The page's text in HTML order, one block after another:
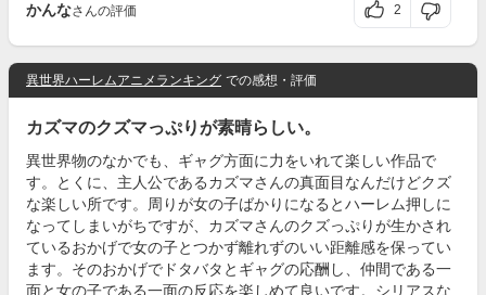
かんなさんの評価 2
異世界ハーレムアニメランキング での感想・評価
カズマのクズマっぷりが素晴らしい。
異世界物のなかでも、ギャグ方面に力をいれて楽しい作品で
す。とくに、主人公であるカズマさんの真面目なんだけどクズ
な楽しい所です。周りが女の子ばかりになるとハーレム押しに
なってしまいがちですが、カズマさんのクズっぷりが生かされ
ているおかげで女の子とつかず離れずのいい距離感を保ってい
ます。そのおかげでドタバタとギャグの応酬し、仲間である一
面と女の子である一面の反応を楽しめて良いです。シリアスな